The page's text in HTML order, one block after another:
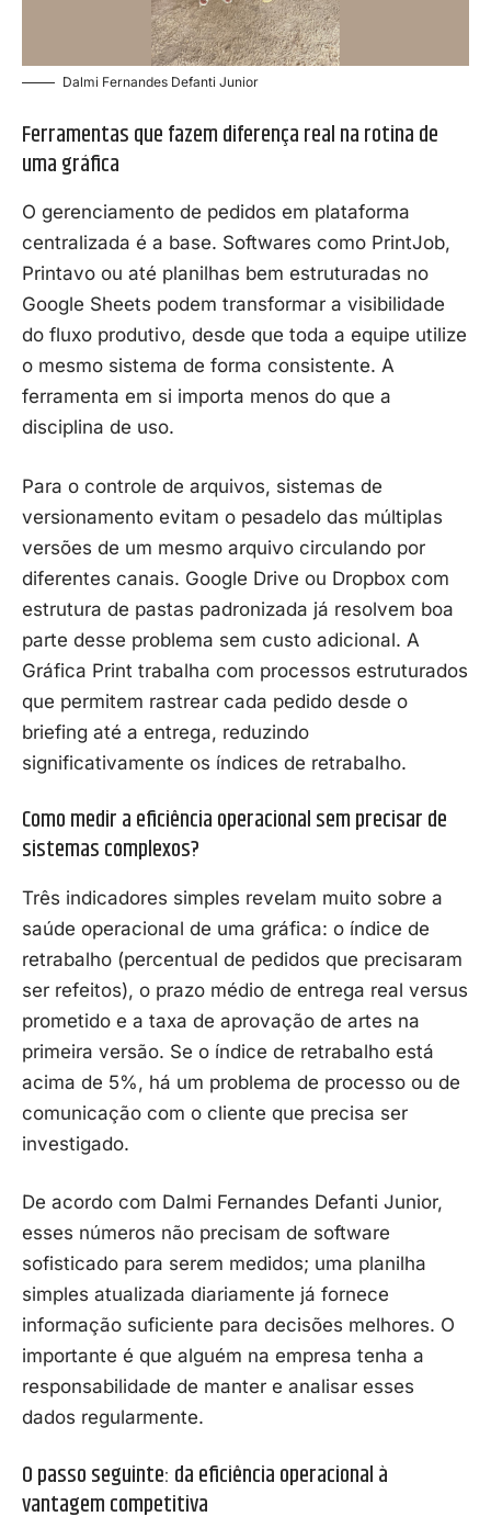
Dalmi Fernandes Defanti Junior
Ferramentas que fazem diferença real na rotina de
uma gráfica
O gerenciamento de pedidos em plataforma
centralizada é a base. Softwares como PrintJob,
Printavo ou até planilhas bem estruturadas no
Google Sheets podem transformar a visibilidade
do fluxo produtivo, desde que toda a equipe utilize
o mesmo sistema de forma consistente. A
ferramenta em si importa menos do que a
disciplina de uso.
Para o controle de arquivos, sistemas de
versionamento evitam o pesadelo das múltiplas
versões de um mesmo arquivo circulando por
diferentes canais. Google Drive ou Dropbox com
estrutura de pastas padronizada já resolvem boa
parte desse problema sem custo adicional. A
Gráfica Print trabalha com processos estruturados
que permitem rastrear cada pedido desde o
briefing até a entrega, reduzindo
significativamente os índices de retrabalho.
Como medir a eficiência operacional sem precisar de
sistemas complexos?
Três indicadores simples revelam muito sobre a
saúde operacional de uma gráfica: o índice de
retrabalho (percentual de pedidos que precisaram
ser refeitos), o prazo médio de entrega real versus
prometido e a taxa de aprovação de artes na
primeira versão. Se o índice de retrabalho está
acima de 5%, há um problema de processo ou de
comunicação com o cliente que precisa ser
investigado.
De acordo com Dalmi Fernandes Defanti Junior,
esses números não precisam de software
sofisticado para serem medidos; uma planilha
simples atualizada diariamente já fornece
informação suficiente para decisões melhores. O
importante é que alguém na empresa tenha a
responsabilidade de manter e analisar esses
dados regularmente.
O passo seguinte: da eficiência operacional à
vantagem competitiva